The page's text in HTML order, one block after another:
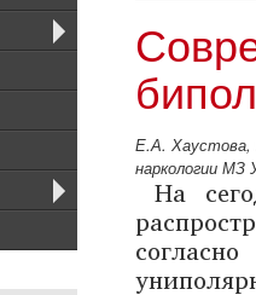
Е.А. Хаустова,
наркологии МЗ
На